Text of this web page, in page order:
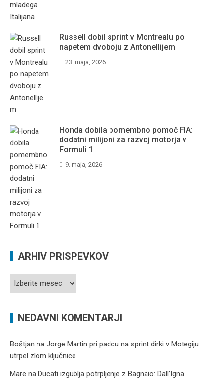
Russell dobil sprint v Montrealu po
napetem dvoboju z Antonellijem
23. maja, 2026
Honda dobila pomembno pomoč FIA:
dodatni milijoni za razvoj motorja v
Formuli 1
9. maja, 2026
ARHIV PRISPEVKOV
Arhiv
NEDAVNI KOMENTARJI
Boštjan na Jorge Martin pri padcu na sprint dirki v Motegiju
utrpel zlom ključnice
Mare na Ducati izgublja potrpljenje z Bagnaio: Dall’Igna